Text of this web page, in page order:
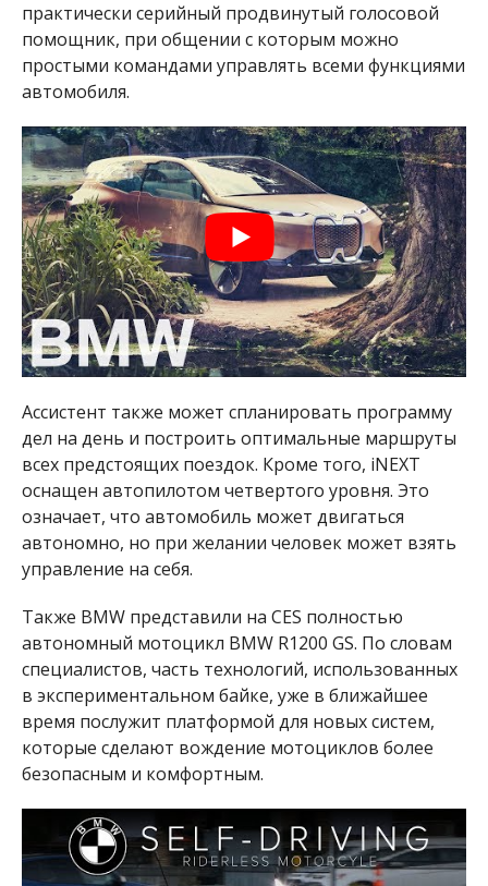
практически серийный продвинутый голосовой
помощник, при общении с которым можно
простыми командами управлять всеми функциями
автомобиля.
Ассистент также может спланировать программу
дел на день и построить оптимальные маршруты
всех предстоящих поездок. Кроме того, iNEXT
оснащен автопилотом четвертого уровня. Это
означает, что автомобиль может двигаться
автономно, но при желании человек может взять
управление на себя.
Также BMW представили на CES полностью
автономный мотоцикл BMW R1200 GS. По словам
специалистов, часть технологий, использованных
в экспериментальном байке, уже в ближайшее
время послужит платформой для новых систем,
которые сделают вождение мотоциклов более
безопасным и комфортным.